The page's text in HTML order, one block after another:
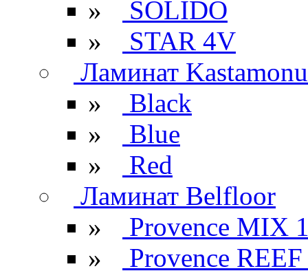
»
SOLIDO
»
STAR 4V
Ламинат Kastamonu
»
Black
»
Blue
»
Red
Ламинат Belfloor
»
Provence MIX
»
Provence